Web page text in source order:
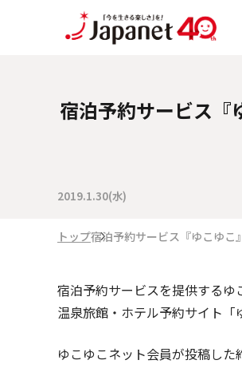
宿泊予約サービス『
2019.1.30(水)
トップ宿泊予約サービス『ゆこゆこ
宿泊予約サービスを提供する
温泉旅館・ホテル予約サイト「
ゆこゆこネット会員が投稿し